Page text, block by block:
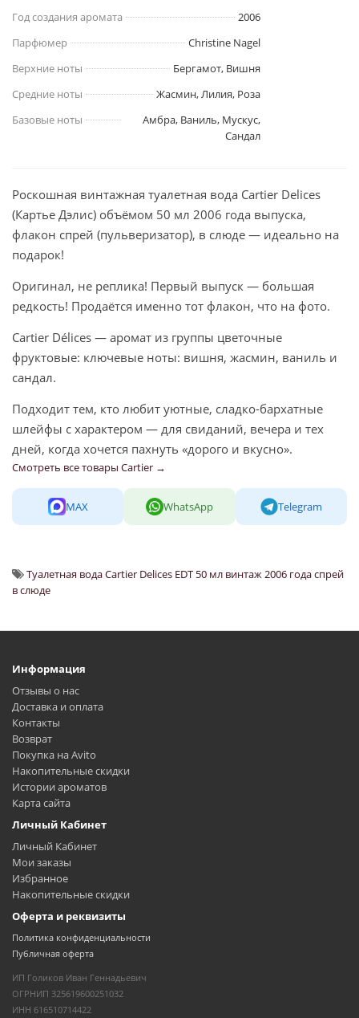
Год создания аромата
2006
Парфюмер
Christine Nagel
Верхние ноты
Бергамот, Вишня
Средние ноты
Жасмин, Лилия, Роза
Базовые ноты
Амбра, Ваниль, Мускус,
Сандал
Роскошная винтажная туалетная вода Cartier Delices
(Картье Дэлис) объёмом 50 мл 2006 года выпуска,
флакон спрей (пульверизатор), в слюде — идеально на
подарок!
Оригинал, не реплика! Первый выпуск — большая
редкость! Продаётся именно тот флакон, что на фото.
Cartier Délices — аромат из группы цветочные
фруктовые: ключевые ноты: вишня, жасмин, ваниль и
сандал.
Подходит тем, кто любит уютные, сладко-бархатные
шлейфы с характером — для свиданий, вечера и тех
дней, когда хочется пахнуть «дорого и вкусно».
Смотреть все товары Cartier →
MAX WhatsApp Telegram
Туалетная вода Cartier Delices EDT 50 мл винтаж 2006 года спрей
в слюде
Информация
Отзывы о нас
Доставка и оплата
Контакты
Возврат
Покупка на Avito
Накопительные скидки
Истории ароматов
Карта сайта
Личный Кабинет
Личный Кабинет
Мои заказы
Избранное
Накопительные скидки
Оферта и реквизиты
Политика конфиденциальности
Публичная оферта
ИП Голиков Иван Геннадьевич
ОГРНИП 325619600251032
ИНН 616510714422